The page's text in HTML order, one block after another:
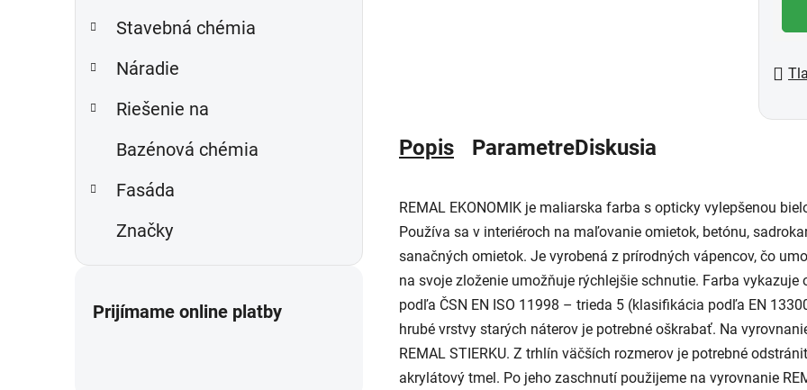
Stavebná chémia
Náradie
Riešenie na
Bazénová chémia
Fasáda
Značky
Prijímame online platby
Popis ParametreDiskusia
REMAL EKONOMIK je maliarska farba s opticky vylepšenou
Používa sa v interiéroch na maľovanie omietok, betónu,
sanačných omietok. Je vyrobená z prírodných vápencov, čo
na svoje zloženie umožňuje rýchlejšie schnutie. Farba
podľa ČSN EN ISO 11998 – trieda 5 (klasifikácia podľa EN
hrubé vrstvy starých náterov je potrebné oškrabať. Na
REMAL STIERKU. Z trhlín väčších rozmerov je potrebné
akrylátový tmel. Po jeho zaschnutí použijeme na vyrovnanie